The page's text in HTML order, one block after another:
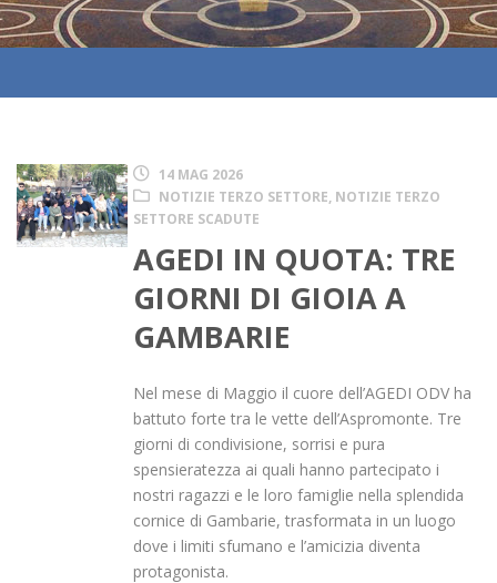
14 MAG 2026
NOTIZIE TERZO SETTORE, NOTIZIE TERZO
SETTORE SCADUTE
AGEDI IN QUOTA: TRE
GIORNI DI GIOIA A
GAMBARIE
Nel mese di Maggio il cuore dell’AGEDI ODV ha
battuto forte tra le vette dell’Aspromonte. Tre
giorni di condivisione, sorrisi e pura
spensieratezza ai quali hanno partecipato i
nostri ragazzi e le loro famiglie nella splendida
cornice di Gambarie, trasformata in un luogo
dove i limiti sfumano e l’amicizia diventa
protagonista.